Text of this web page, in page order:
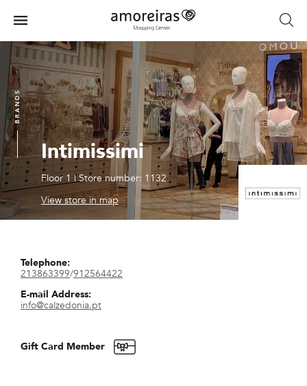
main
content
Home
Menu
Intimissimi
Floor 1|Store number: 1132
View store in map
BRANDS
Telephone:
213863399/912564422
E-mail Address:
info@calzedonia.pt
Gift Card Member